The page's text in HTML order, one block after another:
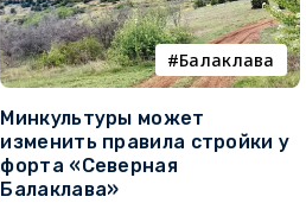
Балаклава
Минкультуры может
изменить правила стройки у
форта «Северная
Балаклава»